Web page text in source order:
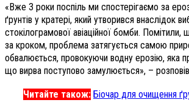
«Вже 3 роки поспіль ми спостерігаємо за
ґрунтів у кратері, який утворився внаслідок
стокілограмової авіаційної бомби.
за кроком, проблема затягується самою
обвалюється, провокуючи водну ерозію, яка
що вирва поступово замулюється», –
Читайте також: Біочар для очищення